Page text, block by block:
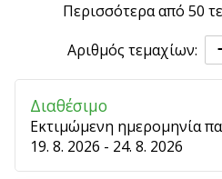
25. 11. 2024
•
6 λεπτά ανάγνωσης
Γίνετε
πρεσβευτής
της
Περισσότερα από 50
Αριθμός τεμαχίων:
Διαθέσιμο
Εκτιμώμενη ημερομηνία
19. 8. 2026 - 24. 8. 2026